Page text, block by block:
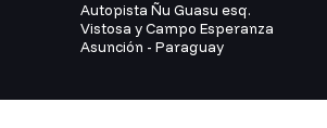
Autopista Ñu Guasu esq.
Vistosa y Campo Esperanza
Asunción - Paraguay